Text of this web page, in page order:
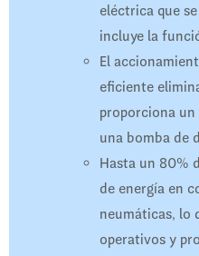
eléctrica que
incluye la
El
eficiente
proporciona
una bomba de
Hasta un 80%
de energía en
neumáticas, lo
operativos y